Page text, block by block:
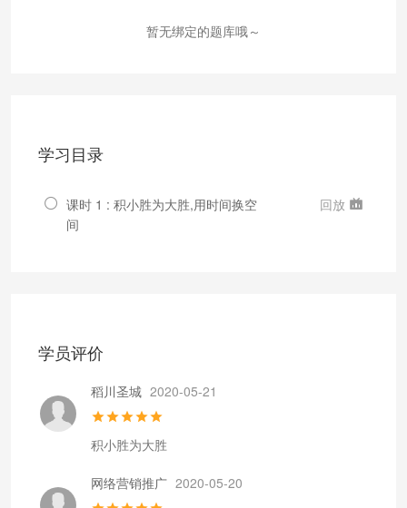
暂无绑定的题库哦～
学习目录
课时 1 : 积小胜为大胜,用时间换空
间
回放
学员评价
稻川圣城 2020-05-21
积小胜为大胜
网络营销推广 2020-05-20